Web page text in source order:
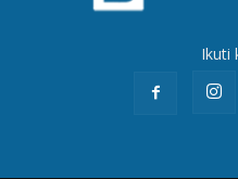
Ikuti